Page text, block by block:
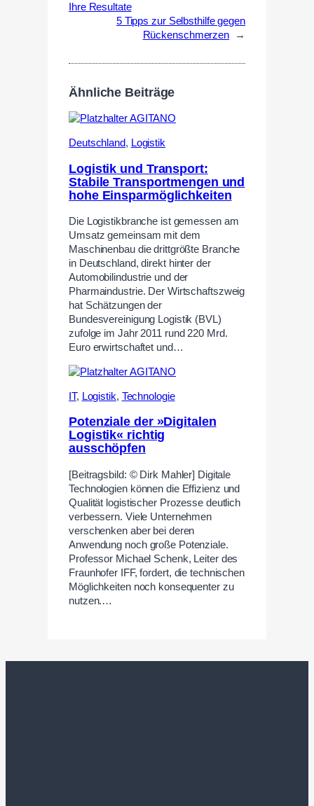
Ihre Resultate
5 Tipps zur Selbsthilfe gegen
Rückenschmerzen
→
Ähnliche Beiträge
Deutschland, Logistik
Logistik und Transport:
Stabile Transportmengen und
hohe Einsparmöglichkeiten
Die Logistikbranche ist gemessen am
Umsatz gemeinsam mit dem
Maschinenbau die drittgrößte Branche
in Deutschland, direkt hinter der
Automobilindustrie und der
Pharmaindustrie. Der Wirtschaftszweig
hat Schätzungen der
Bundesvereinigung Logistik (BVL)
zufolge im Jahr 2011 rund 220 Mrd.
Euro erwirtschaftet und…
IT, Logistik, Technologie
Potenziale der »Digitalen
Logistik« richtig
ausschöpfen
[Beitragsbild: © Dirk Mahler] Digitale
Technologien können die Effizienz und
Qualität logistischer Prozesse deutlich
verbessern. Viele Unternehmen
verschenken aber bei deren
Anwendung noch große Potenziale.
Professor Michael Schenk, Leiter des
Fraunhofer IFF, fordert, die technischen
Möglichkeiten noch konsequenter zu
nutzen.…